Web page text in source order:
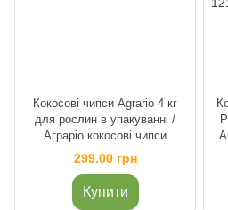
Кокосові чипси Agrario 4 кг
для рослин в упакуванні /
Аграріо кокосові чипси
299.00 грн
Купити